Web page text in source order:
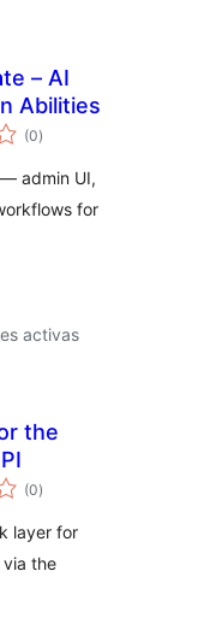
– AI
Abilities
(0total
de
)
admin UI,
for
activas
the
(0total
de
)
layer for
the